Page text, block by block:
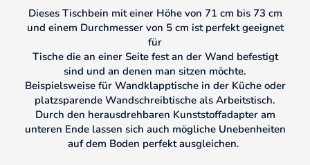
Dieses Tischbein mit einer Höhe von 71 cm bis 73 cm
und einem Durchmesser von 5 cm ist perfekt geeignet
für
Tische die an einer Seite fest an der Wand befestigt
sind und an denen man sitzen möchte.
Beispielsweise für Wandklapptische in der Küche oder
platzsparende Wandschreibtische als Arbeitstisch.
Durch den herausdrehbaren Kunststoffadapter am
unteren Ende lassen sich auch mögliche Unebenheiten
auf dem Boden perfekt ausgleichen.